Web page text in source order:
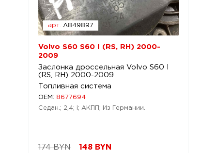
арт. A849897
Volvo S60 S60 I (RS, RH) 2000-
2009
Заслонка дроссельная Volvo S60 I
(RS, RH) 2000-2009
Топливная система
OEM: 8677694
Седан.; 2,4; i; АКПП; Из Германии.
174 BYN 148 BYN